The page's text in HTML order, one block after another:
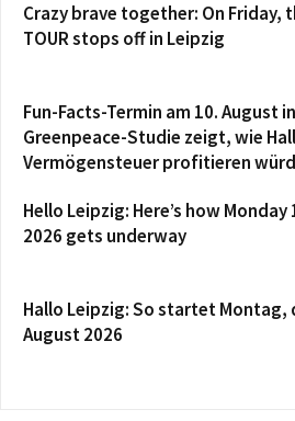
Crazy brave together: On Friday,
TOUR stops off in Leipzig
Fun-Facts-Termin am 10. August
Greenpeace-Studie zeigt, wie
Vermögensteuer profitieren
Hello Leipzig: Here’s how Monday
2026 gets underway
Hallo Leipzig: So startet Montag,
August 2026